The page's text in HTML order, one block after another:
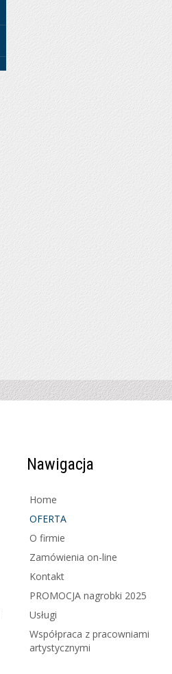
Nawigacja
Home
OFERTA
O firmie
Zamówienia on-line
Kontakt
PROMOCJA nagrobki 2025
Usługi
Współpraca z pracowniami
artystycznymi